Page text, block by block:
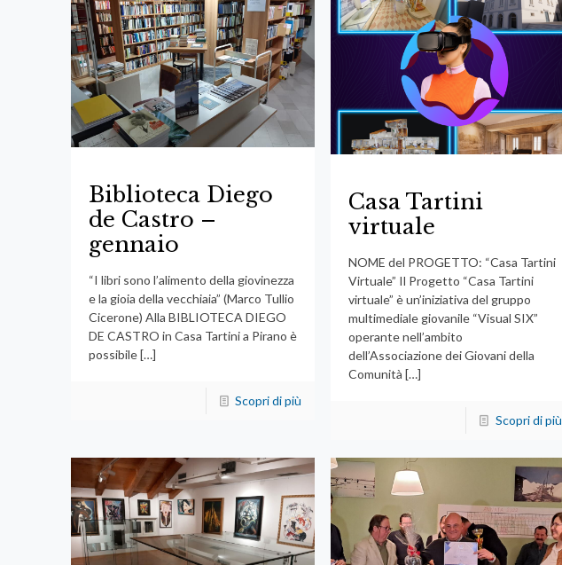
Biblioteca Diego
de Castro –
gennaio
“I libri sono l’alimento della giovinezza
e la gioia della vecchiaia” (Marco Tullio
Cicerone) Alla BIBLIOTECA DIEGO
DE CASTRO in Casa Tartini a Pirano è
possibile[…]
Scopri di più
Casa Tartini
virtuale
NOME del PROGETTO: “Casa Tartini
Virtuale” Il Progetto “Casa Tartini
virtuale” è un’iniziativa del gruppo
multimediale giovanile “Visual SIX”
operante nell’ambito
dell’Associazione dei Giovani della
Comunità […]
Scopri di più